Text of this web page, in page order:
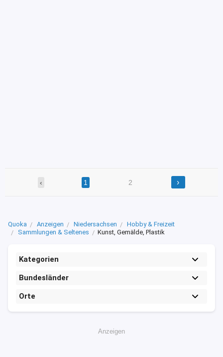
‹ 1 2 ›
Quoka Anzeigen Niedersachsen
Hobby & Freizeit
Sammlungen & Seltenes
Kunst, Gemälde, Plastik
Kategorien
Bundesländer
Orte
Anzeigen